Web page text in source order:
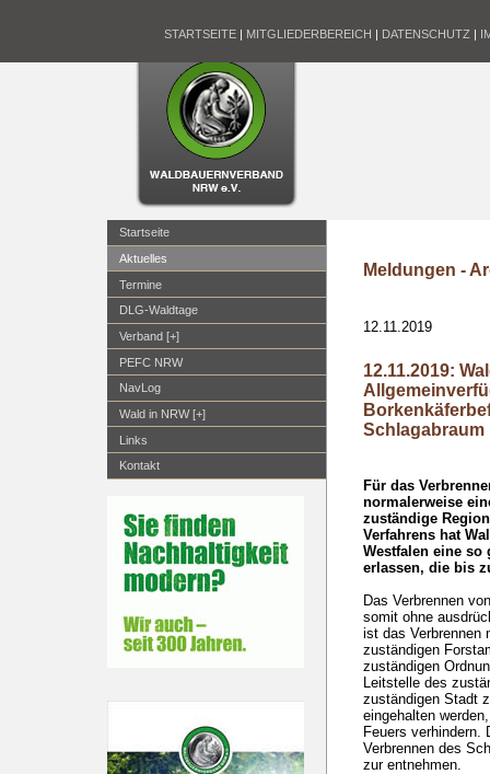
STARTSEITE | MITGLIEDERBEREICH | DATENSCHUTZ |
Startseite
Aktuelles
Termine
DLG-Waldtage
Verband [+]
PEFC NRW
NavLog
Wald in NRW [+]
Links
Kontakt
Meldungen -
12.11.2019
12.11.2019:
Schlagabraum
Für das
normalerweise
zuständige
Verfahrens hat
Westfalen eine so
erlassen, die bis
Das Verbrennen
somit ohne
ist das Verbrennen
zuständigen
zuständigen
Leitstelle des
zuständigen Stadt
eingehalten
Feuers verhindern.
Verbrennen des
zur entnehmen.